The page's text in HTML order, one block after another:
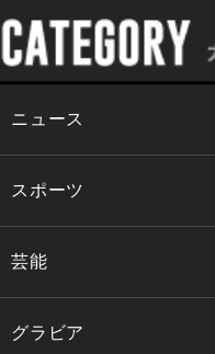
ニュース
スポーツ
芸能
グラビア